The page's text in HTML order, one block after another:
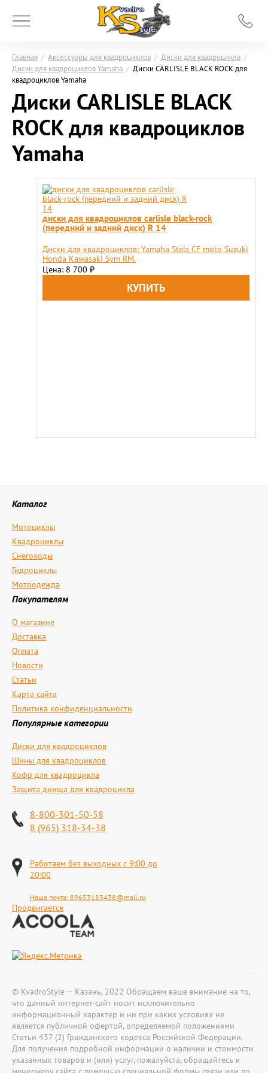
Главная / Аксессуары для квадроциклов / Диски для квадроцикла /
Диски для квадроциклов Yamaha / Диски CARLISLE BLACK ROCK для
квадроциклов Yamaha
Диски CARLISLE BLACK
ROCK для квадроциклов
Yamaha
диски для квадроциклов carlisle black-rock
(передний и задний диск) R 14
Диски для квадроциклов: Yamaha Stels CF moto Suzuki
Honda Kawasaki Sym RM.
Цена: 8 700 ₽
Каталог
Мотоциклы
Квадроциклы
Снегоходы
Гидроциклы
Мотоодежда
Покупателям
О магазине
Доставка
Оплата
Новости
Статьи
Карта сайта
Политика конфиденциальности
Популярные категории
Диски для квадроциклов
Шины для квадроциклов
Кофр для квадроцикла
Защита днища для квадроцикла
8-800-301-50-58
8 (965) 318-34-38
Работаем без выходных с 9:00 до
20:00
Наша почта: 89653183438@mail.ru
Продвигается
© KvadroStyle — Казань, 2022 Обращаем ваше внимание на то,
что данный интернет-сайт носит исключительно
информационный характер и ни при каких условиях не
является публичной офертой, определяемой положениями
Статьи 437 (2) Гражданского кодекса Российской Федерации.
Для получения подробной информации о наличии и стоимости
указанных товаров и (или) услуг, пожалуйста, обращайтесь к